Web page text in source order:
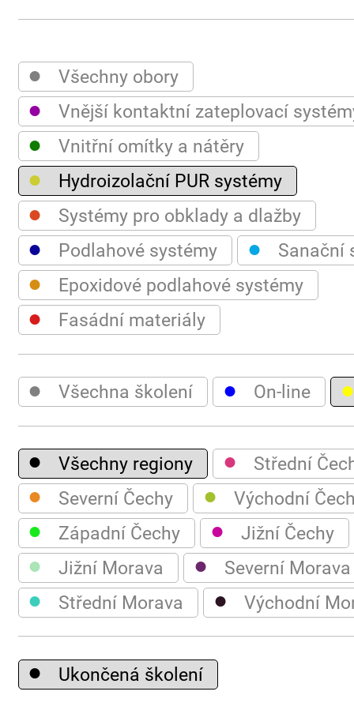
● Všechny obory
● Vnější kontaktní zateplovací
● Vnitřní omítky a nátěry
● Hydroizolační PUR systémy
● Systémy pro obklady a dlažby
● Podlahové systémy ● Sanační
● Epoxidové podlahové systémy
● Fasádní materiály
● Všechna školení ● On-line ●
● Všechny regiony ● Střední
● Severní Čechy ● Východní
● Západní Čechy ● Jižní Čechy
● Jižní Morava ● Severní Morava
● Střední Morava ● Východní
● Ukončená školení